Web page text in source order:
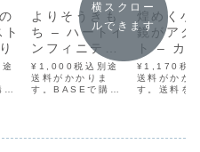
よりそうきも
ち – ハートイ
ンフィニティ
リング
¥1,000税込別途
送料がかかりま
す。BASEで購入
煌めく小
鏡がアク
ト – カ
ルバーフ
ピアス
¥1,170税
送料がかか
す。送料を
横スクロー
ルできます